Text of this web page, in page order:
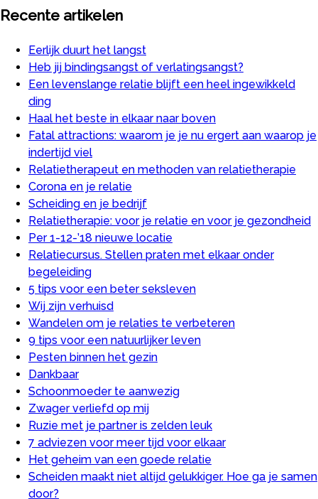
Recente artikelen
Eerlijk duurt het langst
Heb jij bindingsangst of verlatingsangst?
Een levenslange relatie blijft een heel ingewikkeld
ding
Haal het beste in elkaar naar boven
Fatal attractions: waarom je je nu ergert aan waarop je
indertijd viel
Relatietherapeut en methoden van relatietherapie
Corona en je relatie
Scheiding en je bedrijf
Relatietherapie: voor je relatie en voor je gezondheid
Per 1-12-’18 nieuwe locatie
Relatiecursus. Stellen praten met elkaar onder
begeleiding
5 tips voor een beter seksleven
Wij zijn verhuisd
Wandelen om je relaties te verbeteren
9 tips voor een natuurlijker leven
Pesten binnen het gezin
Dankbaar
Schoonmoeder te aanwezig
Zwager verliefd op mij
Ruzie met je partner is zelden leuk
7 adviezen voor meer tijd voor elkaar
Het geheim van een goede relatie
Scheiden maakt niet altijd gelukkiger. Hoe ga je samen
door?